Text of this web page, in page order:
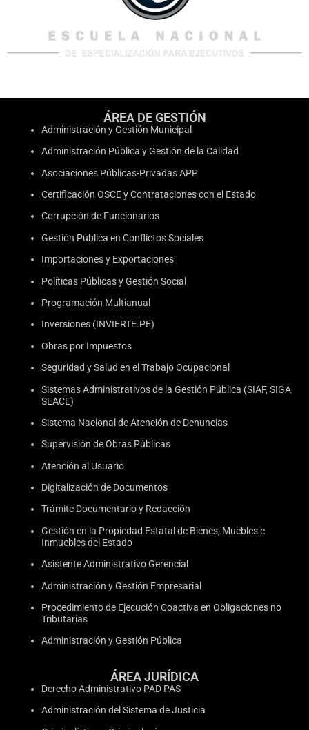
ÁREA DE GESTIÓN
Administración y Gestión Municipal
Administración Pública y Gestión de la Calidad
Asociaciones Públicas-Privadas APP
Certificación OSCE y Contrataciones con el Estado
Corrupción de Funcionarios
Gestión Pública en Conflictos Sociales
Importaciones y Exportaciones
Políticas Públicas y Gestión Social
Programación Multianual
Inversiones (INVIERTE.PE)
Obras por Impuestos
Seguridad y Salud en el Trabajo Ocupacional
Sistemas Administrativos de la Gestión Pública (SIAF, SIGA,
SEACE)
Sistema Nacional de Atención de Denuncias
Supervisión de Obras Públicas
Atención al Usuario
Digitalización de Documentos
Trámite Documentario y Redacción
Gestión en la Propiedad Estatal de Bienes, Muebles e
Inmuebles del Estado
Asistente Administrativo Gerencial
Administración y Gestión Empresarial
Procedimiento de Ejecución Coactiva en Obligaciones no
Tributarias
Administración y Gestión Pública
ÁREA JURÍDICA
Derecho Administrativo PAD PAS
Administración del Sistema de Justicia